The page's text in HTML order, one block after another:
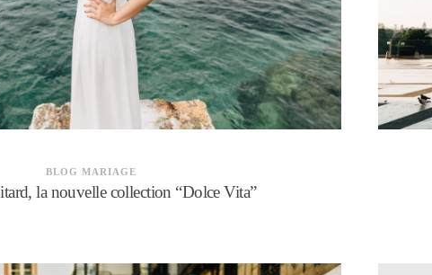
BLOG MARIAGE
la nouvelle collection “Dolce Vita”